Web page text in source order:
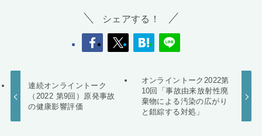
シェアする！
連続オンライントーク
（2022 第9回）原発事故
の健康影響評価
オンライントーク2022第
10回「事故由来放射性廃
棄物による汚染の広がり
と錯綜する対処」